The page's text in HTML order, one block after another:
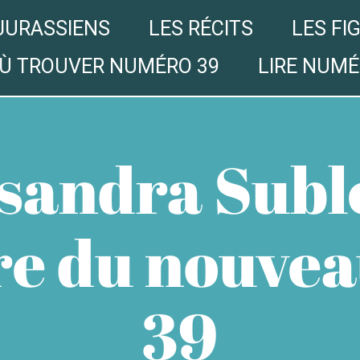
LES RÉCITS LES
TROUVER NUMÉRO 39 LIRE
du
39